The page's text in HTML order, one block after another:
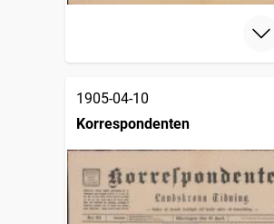
1905-04-10
Korrespondenten